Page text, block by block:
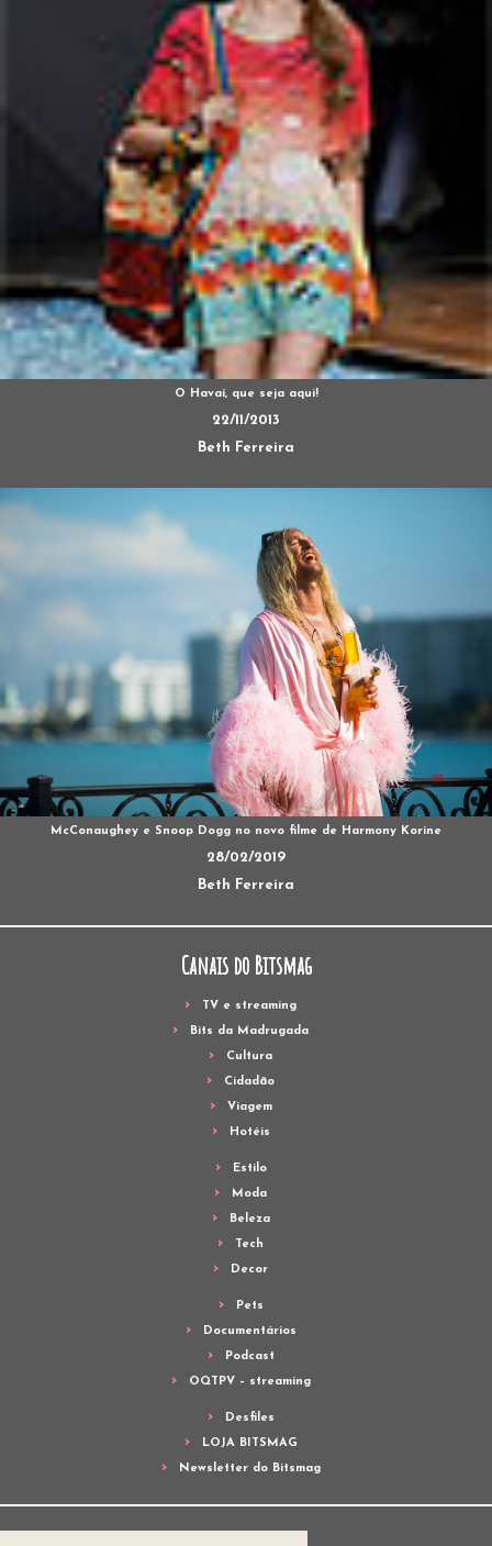
O Havaí, que seja aqui!
22/11/2013
Beth Ferreira
McConaughey e Snoop Dogg no novo filme de Harmony Korine
28/02/2019
Beth Ferreira
Canais do Bitsmag
TV e streaming
Bits da Madrugada
Cultura
Cidadão
Viagem
Hotéis
Estilo
Moda
Beleza
Tech
Decor
Pets
Documentários
Podcast
OQTPV – streaming
Desfiles
LOJA BITSMAG
Newsletter do Bitsmag